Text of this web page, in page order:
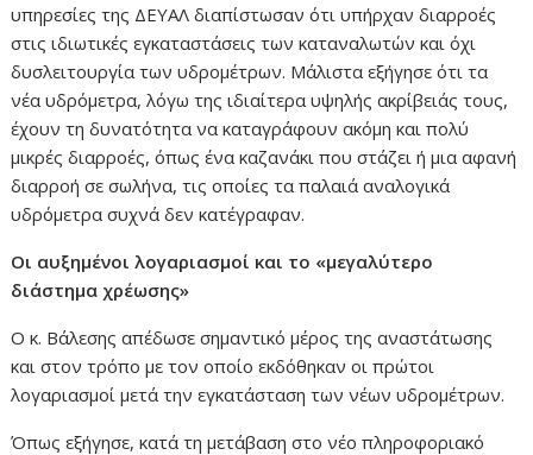
υπηρεσίες της ΔΕΥΑΛ διαπίστωσαν ότι υπήρχαν διαρροές
στις ιδιωτικές εγκαταστάσεις των καταναλωτών και όχι
δυσλειτουργία των υδρομέτρων. Μάλιστα εξήγησε ότι τα
νέα υδρόμετρα, λόγω της ιδιαίτερα υψηλής ακρίβειάς τους,
έχουν τη δυνατότητα να καταγράφουν ακόμη και πολύ
μικρές διαρροές, όπως ένα καζανάκι που στάζει ή μια αφανή
διαρροή σε σωλήνα, τις οποίες τα παλαιά αναλογικά
υδρόμετρα συχνά δεν κατέγραφαν.
Οι αυξημένοι λογαριασμοί και το «μεγαλύτερο
διάστημα χρέωσης»
Ο κ. Βάλεσης απέδωσε σημαντικό μέρος της αναστάτωσης
και στον τρόπο με τον οποίο εκδόθηκαν οι πρώτοι
λογαριασμοί μετά την εγκατάσταση των νέων υδρομέτρων.
Όπως εξήγησε, κατά τη μετάβαση στο νέο πληροφοριακό